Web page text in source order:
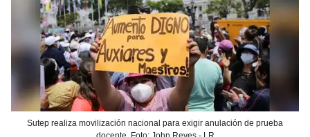
Sutep realiza movilización nacional para exigir anulación de prueba